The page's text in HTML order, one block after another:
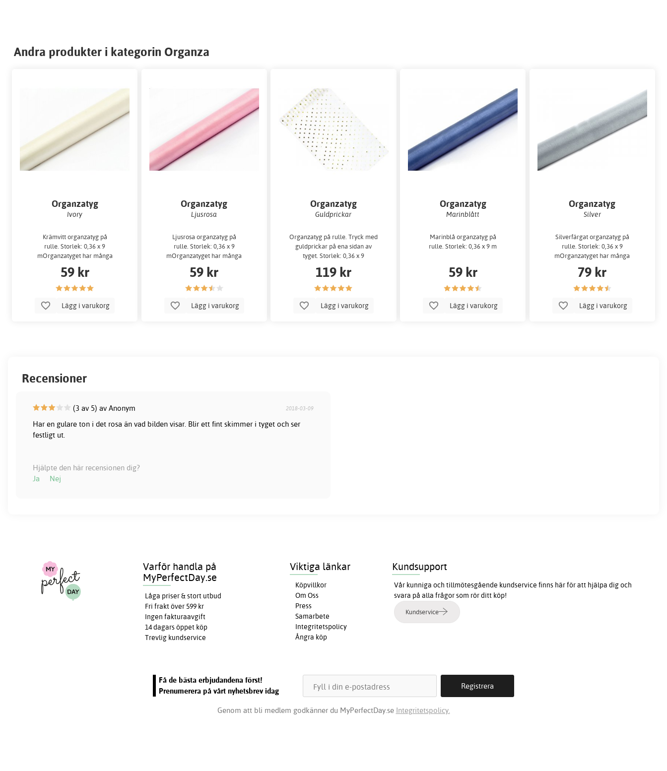
Andra produkter i kategorin Organza
Organzatyg
Ivory
Krämvitt organzatyg på
rulle. Storlek: 0,36 x 9
mOrganzatyget har många
användningsområden - klipp t...
59 kr
Lägg i varukorg
Organzatyg
Ljusrosa
Ljusrosa organzatyg på
rulle. Storlek: 0,36 x 9
mOrganzatyget har många
användningsområden - klipp t...
59 kr
Lägg i varukorg
Organzatyg
Guldprickar
Organzatyg på rulle. Tryck med
guldprickar på ena sidan av
tyget. Storlek: 0,36 x 9
mOrganzatyget ha...
119 kr
Lägg i varukorg
Organzatyg
Marinblått
Marinblå organzatyg på
rulle. Storlek: 0,36 x 9 m
59 kr
Lägg i varukorg
Organzatyg
Silver
Silverfärgat organzatyg på
rulle. Storlek: 0,36 x 9
mOrganzatyget har många
användningsområden - kli...
79 kr
Lägg i varukorg
Recensioner
(3 av 5) av Anonym 2018-03-09
Har en gulare ton i det rosa än vad bilden visar. Blir ett fint skimmer i tyget och ser
festligt ut.
Hjälpte den här recensionen dig?
Ja
Nej
Varför handla på
MyPerfectDay.se
Låga priser & stort utbud
Fri frakt över 599 kr
Ingen fakturaavgift
14 dagars öppet köp
Trevlig kundservice
Viktiga länkar
Köpvillkor
Om Oss
Press
Samarbete
Integritetspolicy
Ångra köp
Kundsupport
Vår kunniga och tillmötesgående kundservice finns här för att hjälpa dig och
svara på alla frågor som rör ditt köp!
Kundservice
Få de bästa erbjudandena först!
Prenumerera på vårt nyhetsbrev idag
Genom att bli medlem godkänner du MyPerfectDay.se Integritetspolicy.